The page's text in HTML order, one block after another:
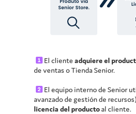
El cliente adquiere el
de ventas o Tienda Senior.
El equipo interno de Senior
avanzado de gestión de
licencia del productoal cliente.